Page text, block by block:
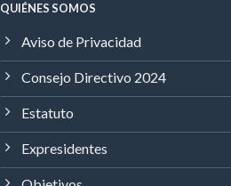
QUIÉNES SOMOS
Aviso de Privacidad
Consejo Directivo 2024
Estatuto
Expresidentes